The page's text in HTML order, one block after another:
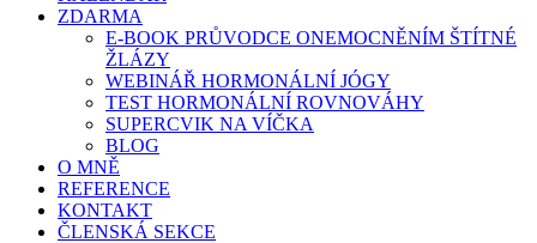
ZDARMA
E-BOOK PRŮVODCE ONEMOCNĚNÍM ŠTÍTNÉ
ŽLÁZY
WEBINÁŘ HORMONÁLNÍ JÓGY
TEST HORMONÁLNÍ ROVNOVÁHY
SUPERCVIK NA VÍČKA
BLOG
O MNĚ
REFERENCE
KONTAKT
ČLENSKÁ SEKCE